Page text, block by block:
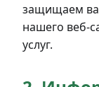
защищаем
нашего веб-
услуг.